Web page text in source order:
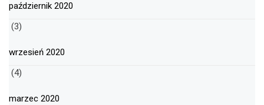
październik 2020
(3)
wrzesień 2020
(4)
marzec 2020